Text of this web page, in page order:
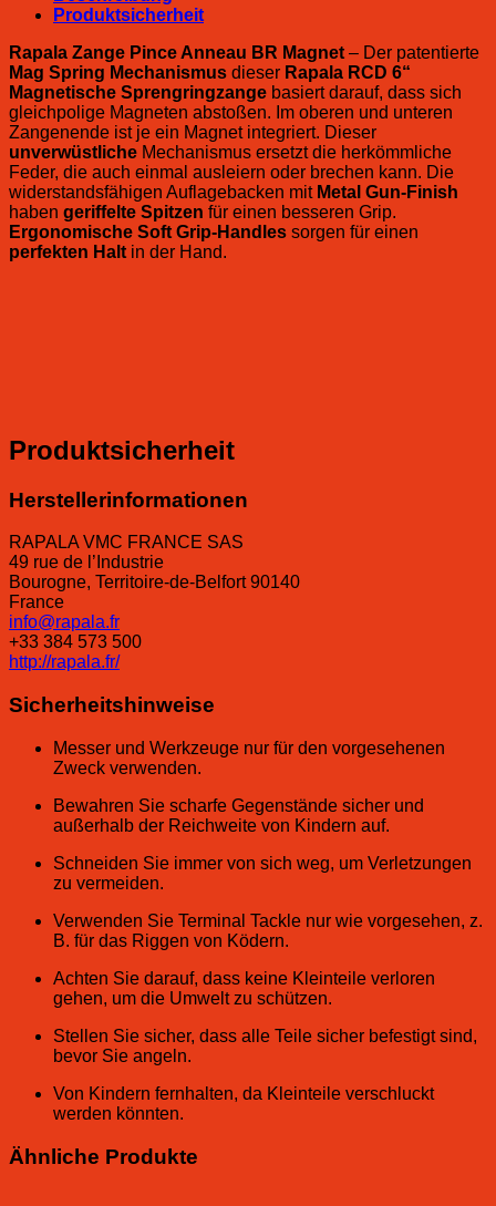
Produktsicherheit
Rapala Zange Pince Anneau BR Magnet – Der patentierte
Mag Spring Mechanismus dieser Rapala RCD 6“
Magnetische Sprengringzange basiert darauf, dass sich
gleichpolige Magneten abstoßen. Im oberen und unteren
Zangenende ist je ein Magnet integriert. Dieser
unverwüstliche Mechanismus ersetzt die herkömmliche
Feder, die auch einmal ausleiern oder brechen kann. Die
widerstandsfähigen Auflagebacken mit Metal Gun-Finish
haben geriffelte Spitzen für einen besseren Grip.
Ergonomische Soft Grip-Handles sorgen für einen
perfekten Halt in der Hand.
Produktsicherheit
Herstellerinformationen
RAPALA VMC FRANCE SAS
49 rue de l’Industrie
Bourogne, Territoire-de-Belfort 90140
France
info@rapala.fr
+33 384 573 500
http://rapala.fr/
Sicherheitshinweise
Messer und Werkzeuge nur für den vorgesehenen
Zweck verwenden.
Bewahren Sie scharfe Gegenstände sicher und
außerhalb der Reichweite von Kindern auf.
Schneiden Sie immer von sich weg, um Verletzungen
zu vermeiden.
Verwenden Sie Terminal Tackle nur wie vorgesehen, z.
B. für das Riggen von Ködern.
Achten Sie darauf, dass keine Kleinteile verloren
gehen, um die Umwelt zu schützen.
Stellen Sie sicher, dass alle Teile sicher befestigt sind,
bevor Sie angeln.
Von Kindern fernhalten, da Kleinteile verschluckt
werden könnten.
Ähnliche Produkte